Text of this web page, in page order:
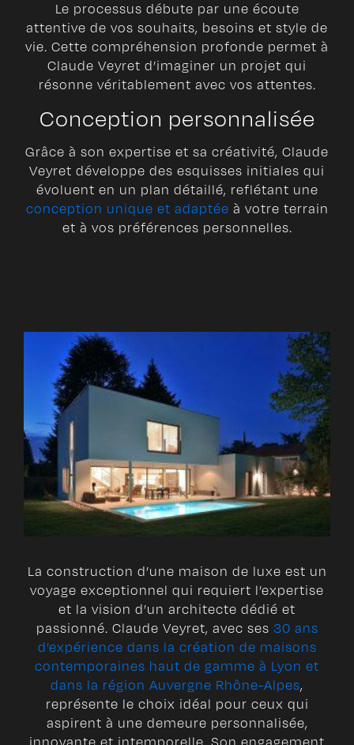
Le processus débute par une écoute
attentive de vos souhaits, besoins et style de
vie. Cette compréhension profonde permet à
Claude Veyret d’imaginer un projet qui
résonne véritablement avec vos attentes.
Conception personnalisée
Grâce à son expertise et sa créativité, Claude
Veyret développe des esquisses initiales qui
évoluent en un plan détaillé, reflétant une
conception unique et adaptée à votre terrain
et à vos préférences personnelles.
La construction d’une maison de luxe est un
voyage exceptionnel qui requiert l’expertise
et la vision d’un architecte dédié et
passionné. Claude Veyret, avec ses 30 ans
d’expérience dans la création de maisons
contemporaines haut de gamme à Lyon et
dans la région Auvergne Rhône-Alpes,
représente le choix idéal pour ceux qui
aspirent à une demeure personnalisée,
innovante et intemporelle. Son engagement